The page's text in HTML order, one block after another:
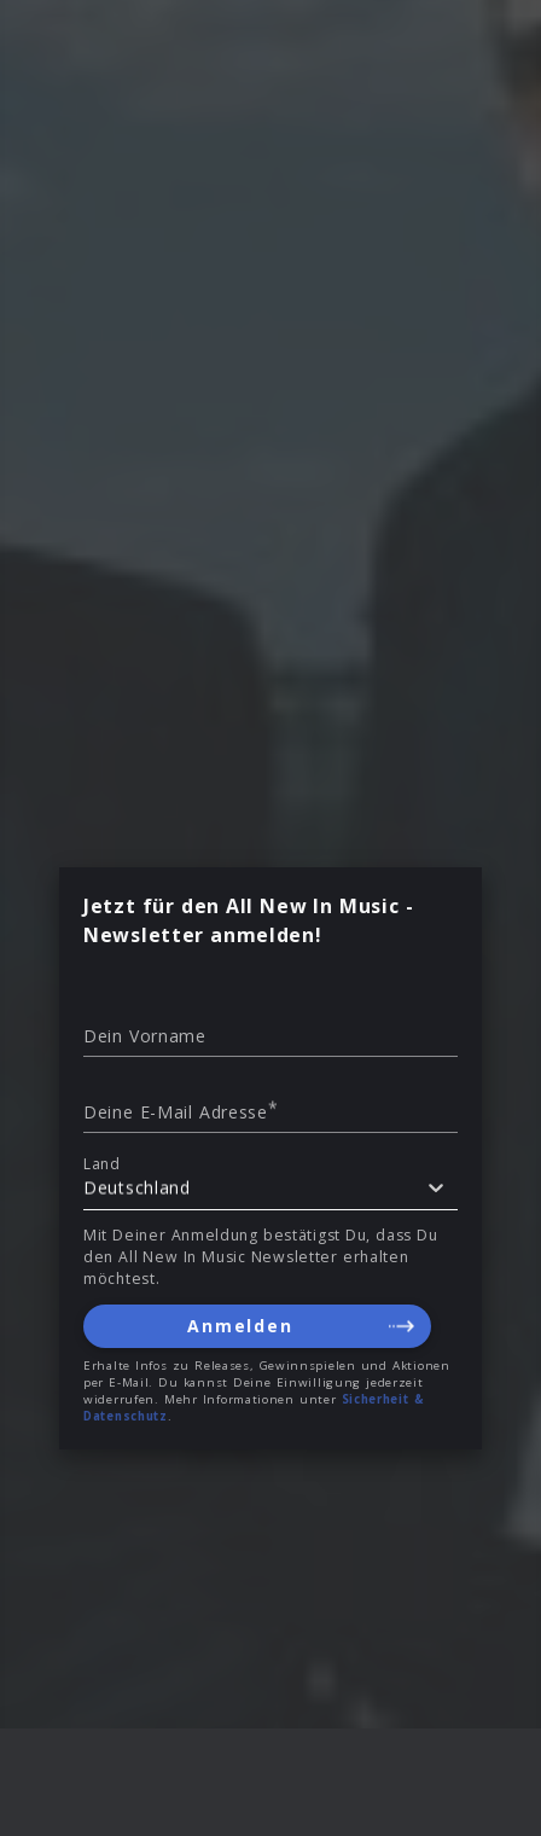
Jetzt für den All New In Music -
Newsletter anmelden!
Dein Vorname
Deine E-Mail Adresse*
Land
Deutschland
Mit Deiner Anmeldung bestätigst Du, dass Du
den All New In Music Newsletter erhalten
möchtest.
Anmelden
Erhalte Infos zu Releases, Gewinnspielen und Aktionen
per E-Mail. Du kannst Deine Einwilligung jederzeit
widerrufen. Mehr Informationen unter Sicherheit &
Datenschutz .